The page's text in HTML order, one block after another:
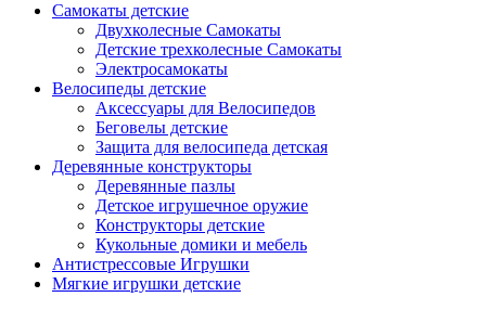
Самокаты детские
Двухколесные Cамокаты
Детские трехколесные Самокаты
Электросамокаты
Велосипеды детские
Аксессуары для Велосипедов
Беговелы детские
Защита для велосипеда детская
Деревянные конструкторы
Деревянные пазлы
Детское игрушечное оружие
Конструкторы детские
Кукольные домики и мебель
Антистрессовые Игрушки
Мягкие игрушки детские